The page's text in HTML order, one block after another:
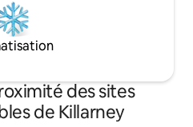
des sites
de Killarney